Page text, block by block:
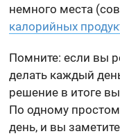
немного места
калорийных
Помните: если вы
делать каждый
решение в итоге
По одному
день, и вы